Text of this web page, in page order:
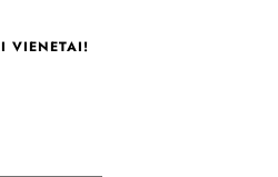
VIENETAI!